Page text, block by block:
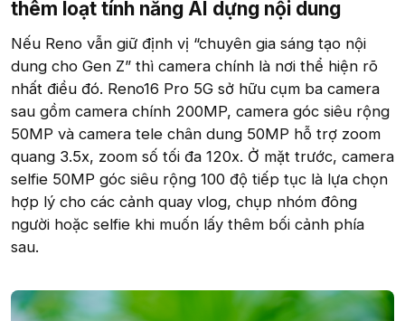
thêm loạt tính năng AI dựng nội dung​
Nếu Reno vẫn giữ định vị “chuyên gia sáng tạo nội
dung cho Gen Z” thì camera chính là nơi thể hiện rõ
nhất điều đó. Reno16 Pro 5G sở hữu cụm ba camera
sau gồm camera chính 200MP, camera góc siêu rộng
50MP và camera tele chân dung 50MP hỗ trợ zoom
quang 3.5x, zoom số tối đa 120x. Ở mặt trước, camera
selfie 50MP góc siêu rộng 100 độ tiếp tục là lựa chọn
hợp lý cho các cảnh quay vlog, chụp nhóm đông
người hoặc selfie khi muốn lấy thêm bối cảnh phía
sau.